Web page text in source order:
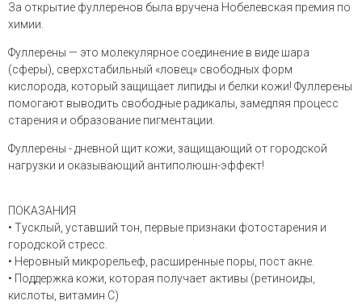
За открытие фуллеренов была вручена Нобелевская премия по
химии.
Фуллерены — это молекулярное соединение в виде шара
(сферы), сверхстабильный «ловец» свободных форм
кислорода, который защищает липиды и белки кожи! Фуллерены
помогают выводить свободные радикалы, замедляя процесс
старения и образование пигментации.
Фуллерены - дневной щит кожи, защищающий от городской
нагрузки и оказывающий антиполюшн-эффект!
ПОКАЗАНИЯ
• Тусклый, уставший тон, первые признаки фотостарения и
городской стресс.
• Неровный микрорельеф, расширенные поры, пост акне.
• Поддержка кожи, которая получает активы (ретиноиды,
кислоты, витамин C)